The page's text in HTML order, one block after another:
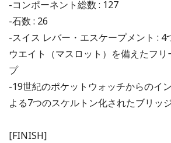
-コンポーネント総数 : 127
-石数 : 26
-スイス レバー・エスケープメント : 4
ウエイト（マスロット）を備えたフ
プ
-19世紀のポケットウォッチからのイ
よる7つのスケルトン化されたブリッ
[FINISH]